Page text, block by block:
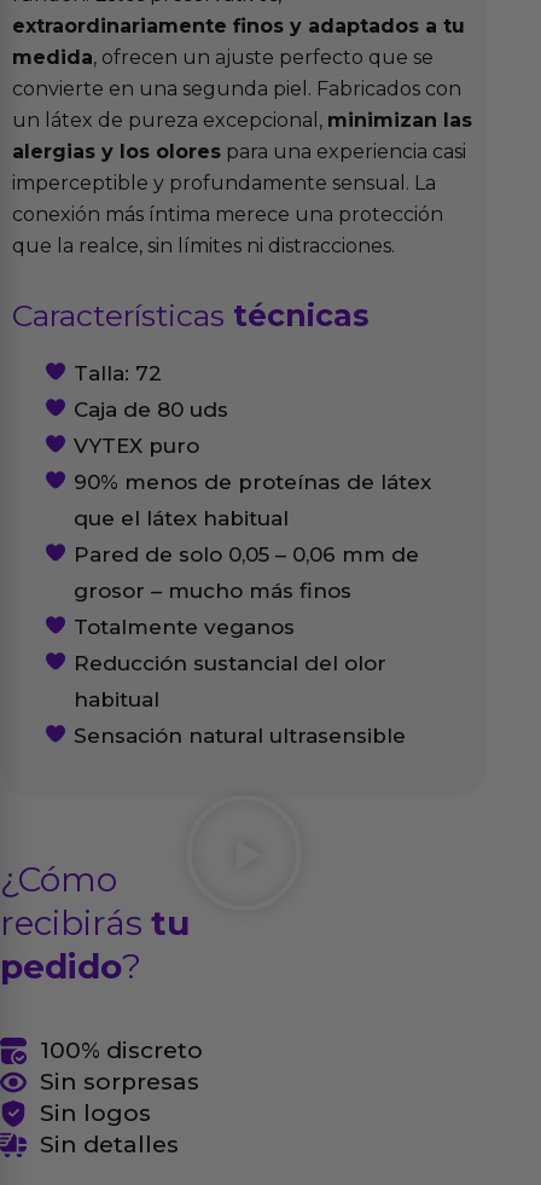
extraordinariamente finos y adaptados a tu
medida, ofrecen un ajuste perfecto que se
convierte en una segunda piel. Fabricados con
un látex de pureza excepcional, minimizan las
alergias y los olores para una experiencia casi
imperceptible y profundamente sensual. La
conexión más íntima merece una protección
que la realce, sin límites ni distracciones.
Características técnicas
Talla: 72
Caja de 80 uds
VYTEX puro
90% menos de proteínas de látex
que el látex habitual
Pared de solo 0,05 – 0,06 mm de
grosor – mucho más finos
Totalmente veganos
Reducción sustancial del olor
habitual
Sensación natural ultrasensible
¿Cómo
recibirás tu
pedido?
100% discreto
Sin sorpresas
Sin logos
Sin detalles